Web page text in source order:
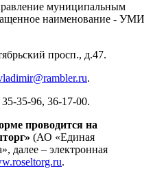
муниципальным
наименование - УМИ
просп., д.47.
.
35-96, 36-17-00.
проводится на
(АО «Единая
далее – электронная
.